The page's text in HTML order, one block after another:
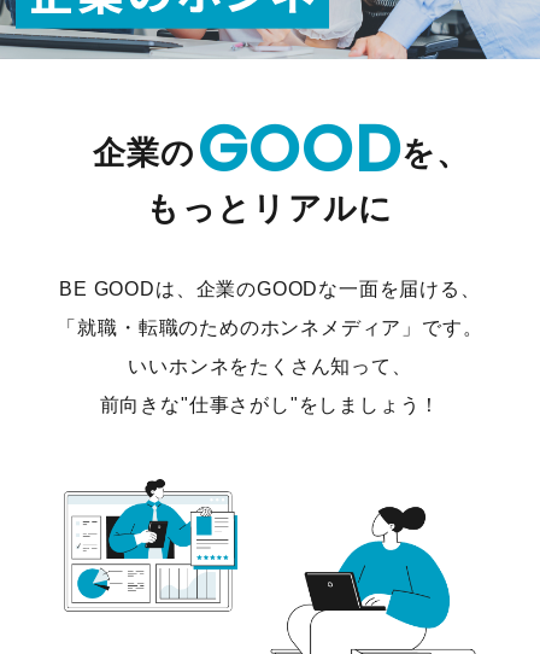
企業の GOODを、
もっとリアルに
BE GOODは、企業のGOODな一面を届ける、
「就職・転職のためのホンネメディア」です。
いいホンネをたくさん知って、
前向きな"仕事さがし"をしましょう！